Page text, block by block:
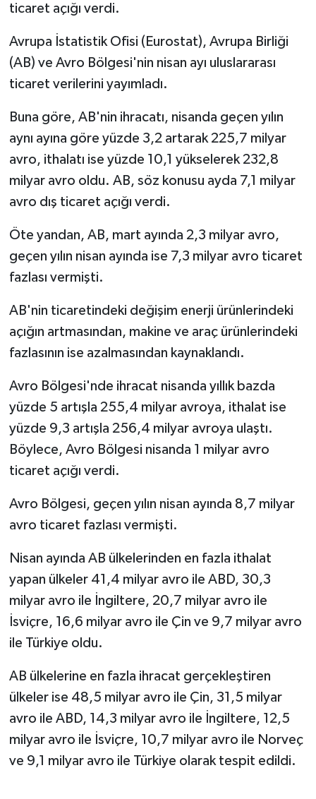
ticaret açığı verdi.
Avrupa İstatistik Ofisi (Eurostat), Avrupa Birliği
(AB) ve Avro Bölgesi'nin nisan ayı uluslararası
ticaret verilerini yayımladı.
Buna göre, AB'nin ihracatı, nisanda geçen yılın
aynı ayına göre yüzde 3,2 artarak 225,7 milyar
avro, ithalatı ise yüzde 10,1 yükselerek 232,8
milyar avro oldu. AB, söz konusu ayda 7,1 milyar
avro dış ticaret açığı verdi.
Öte yandan, AB, mart ayında 2,3 milyar avro,
geçen yılın nisan ayında ise 7,3 milyar avro ticaret
fazlası vermişti.
AB'nin ticaretindeki değişim enerji ürünlerindeki
açığın artmasından, makine ve araç ürünlerindeki
fazlasının ise azalmasından kaynaklandı.
Avro Bölgesi'nde ihracat nisanda yıllık bazda
yüzde 5 artışla 255,4 milyar avroya, ithalat ise
yüzde 9,3 artışla 256,4 milyar avroya ulaştı.
Böylece, Avro Bölgesi nisanda 1 milyar avro
ticaret açığı verdi.
Avro Bölgesi, geçen yılın nisan ayında 8,7 milyar
avro ticaret fazlası vermişti.
Nisan ayında AB ülkelerinden en fazla ithalat
yapan ülkeler 41,4 milyar avro ile ABD, 30,3
milyar avro ile İngiltere, 20,7 milyar avro ile
İsviçre, 16,6 milyar avro ile Çin ve 9,7 milyar avro
ile Türkiye oldu.
AB ülkelerine en fazla ihracat gerçekleştiren
ülkeler ise 48,5 milyar avro ile Çin, 31,5 milyar
avro ile ABD, 14,3 milyar avro ile İngiltere, 12,5
milyar avro ile İsviçre, 10,7 milyar avro ile Norveç
ve 9,1 milyar avro ile Türkiye olarak tespit edildi.